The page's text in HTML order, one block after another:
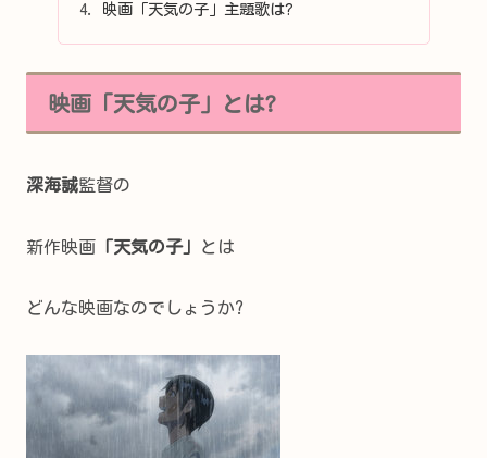
映画「天気の子」主題歌は?
映画「天気の子」とは?
深海誠監督の
新作映画 「天気の子」 とは
どんな映画なのでしょうか?